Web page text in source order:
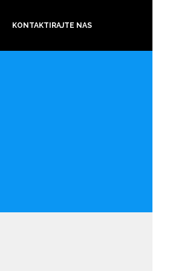
KONTAKTIRAJTE NAS